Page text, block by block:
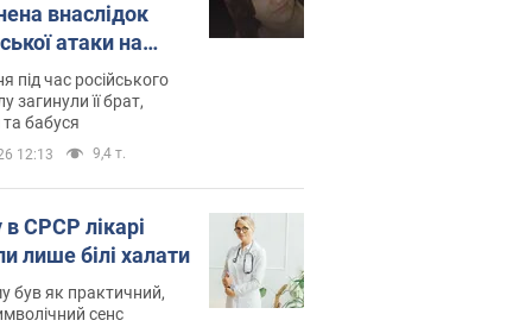
внаслідок
атаки на
Фото
під час російського
загинули її брат,
та бабуся
12:13 9,4 т.
СРСР лікарі
лише білі халати
був як практичний,
сенс